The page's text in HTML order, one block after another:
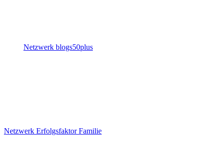
Netzwerk blogs50plus
Netzwerk Erfolgsfaktor Familie